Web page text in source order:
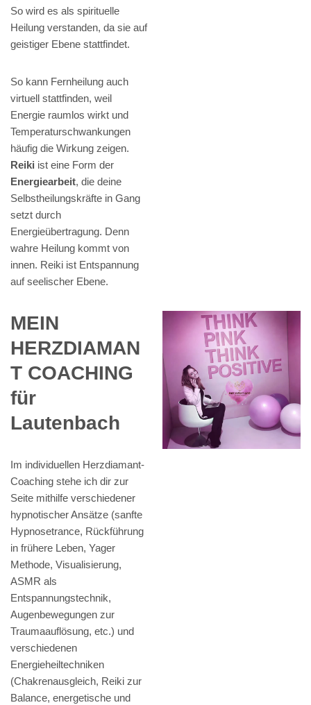
So wird es als spirituelle
Heilung verstanden, da sie auf
geistiger Ebene stattfindet.
So kann Fernheilung auch
virtuell stattfinden, weil
Energie raumlos wirkt und
Temperaturschwankungen
häufig die Wirkung zeigen.
Reiki ist eine Form der
Energiearbeit, die deine
Selbstheilungskräfte in Gang
setzt durch
Energieübertragung. Denn
wahre Heilung kommt von
innen. Reiki ist Entspannung
auf seelischer Ebene.
MEIN
HERZDIAMAN
T COACHING
für
Lautenbach
Im individuellen Herzdiamant-
Coaching stehe ich dir zur
Seite mithilfe verschiedener
hypnotischer Ansätze (sanfte
Hypnosetrance, Rückführung
in frühere Leben, Yager
Methode, Visualisierung,
ASMR als
Entspannungstechnik,
Augenbewegungen zur
Traumaauflösung, etc.) und
verschiedenen
Energieheiltechniken
(Chakrenausgleich, Reiki zur
Balance, energetische und